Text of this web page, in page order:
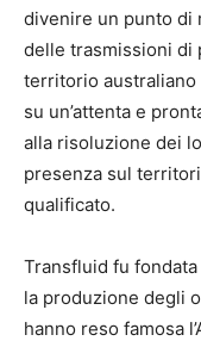
divenire un punto di
delle trasmissioni di
territorio
su un’attenta e
alla risoluzione dei
presenza sul
qualificato.
Transfluid fu fondata
la produzione degli
hanno reso famosa